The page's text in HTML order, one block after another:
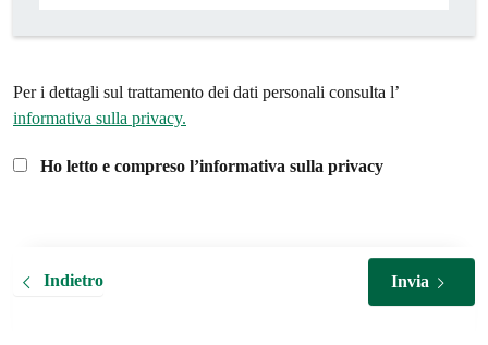
Per i dettagli sul trattamento dei dati personali consulta l’
informativa sulla privacy.
Ho letto e compreso l’informativa sulla privacy
Indietro Invia